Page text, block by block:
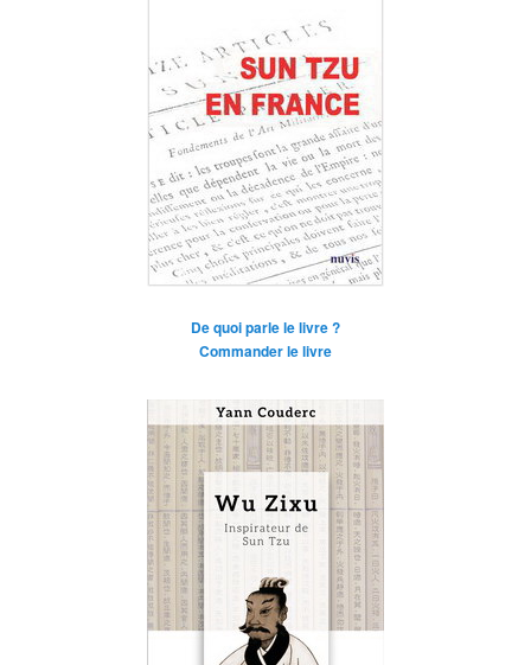
De quoi parle le livre ?
Commander le livre